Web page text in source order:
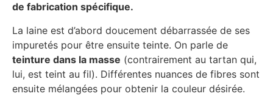
de fabrication spécifique.
La laine est d’abord doucement débarrassée de ses
impuretés pour être ensuite teinte. On parle de
teinture dans la masse (contrairement au tartan qui,
lui, est teint au fil). Différentes nuances de fibres sont
ensuite mélangées pour obtenir la couleur désirée.